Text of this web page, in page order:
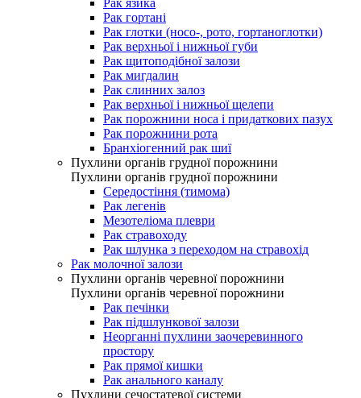
Рак язика
Рак гортані
Рак глотки (носо-, рото, гортаноглотки)
Рак верхньої і нижньої губи
Рак щитоподібної залози
Рак мигдалин
Рак слинних залоз
Рак верхньої і нижньої щелепи
Рак порожнини носа і придаткових пазух
Рак порожнини рота
Бранхіогенний рак шиї
Пухлини органів грудної порожнини
Пухлини органів грудної порожнини
Середостіння (тимома)
Рак легенів
Мезотеліома плеври
Рак стравоходу
Рак шлунка з переходом на стравохід
Рак молочної залози
Пухлини органів черевної порожнини
Пухлини органів черевної порожнини
Рак печінки
Рак підшлункової залози
Неорганні пухлини заочеревинного
простору
Рак прямої кишки
Рак анального каналу
Пухлини сечостатевої системи